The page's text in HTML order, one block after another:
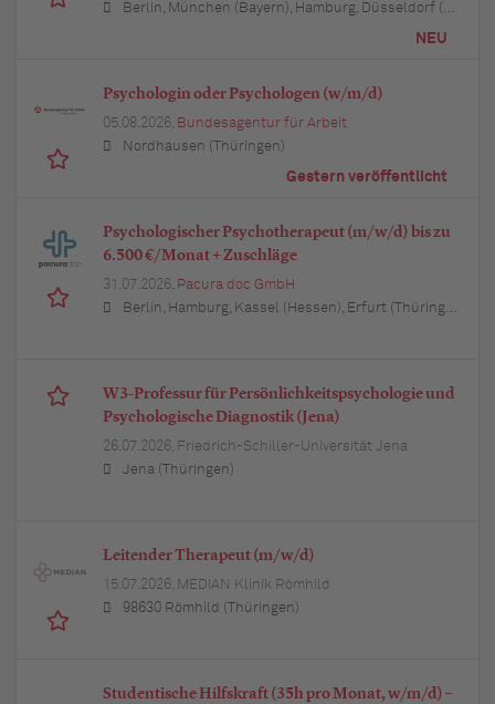
Berlin, München (Bayern), Hamburg, Düsseldorf (Nordrhein-Westfalen), Köln (Nordrhein-Westfalen), Essen (Nordrhein-Westfalen), Dortmund (Nordrhein-Westfalen), Stuttgart (Baden-Württemberg), Heilbronn (Baden-Württemberg), Hannover (Niedersachsen), Rostock (Mecklenburg-Vorpommern), Kiel (Schleswig-Holstein), Augsburg (Bayern), Nürnberg (Bayern), Frankfurt am Main (Hessen), Bremen, Schwerin (Mecklenburg-Vorpommern), Mainz (Rheinland-Pfalz), Saarbrücken (Saarland), Dresden (Sachsen), Magdeburg (Sachsen-Anhalt), Potsdam (Brandenburg), Erfurt (Thüringen), Würzburg (Bayern), Heilbronn (Baden-Württemberg), Leipzig (Sachsen)
NEU
Psychologin oder Psychologen (w/m/d)
05.08.2026, Bundesagentur für Arbeit
Nordhausen (Thüringen)
Gestern veröffentlicht
Psychologischer Psychotherapeut (m/w/d) bis zu
6.500 €/Monat + Zuschläge
31.07.2026, Pacura doc GmbH
Berlin, Hamburg, Kassel (Hessen), Erfurt (Thüringen), München (Bayern), Köln (Nordrhein-Westfalen), Frankfurt am Main (Hessen), Stuttgart (Baden-Württemberg), Düsseldorf (Nordrhein-Westfalen), Leipzig (Sachsen), Dortmund (Nordrhein-Westfalen), Essen (Nordrhein-Westfalen), Bremen, Dresden (Sachsen), Hannover (Niedersachsen), Nürnberg (Bayern), Wuppertal (Nordrhein-Westfalen), Bielefeld (Nordrhein-Westfalen), Bonn (Nordrhein-Westfalen), Mannheim (Baden-Württemberg), Karlsruhe (Baden-Württemberg), Münster (Nordrhein-Westfalen), Augsburg (Bayern), Aachen (Nordrhein-Westfalen), Kiel (Schleswig-Holstein), Magdeburg (Sachsen-Anhalt), Freiburg im Breisgau (Baden-Württemberg), Würzburg (Bayern), Regensburg (Bayern)
W3-Professur für Persönlichkeitspsychologie und
Psychologische Diagnostik (Jena)
26.07.2026, Friedrich-Schiller-Universität Jena
Jena (Thüringen)
Leitender Therapeut (m/w/d)
15.07.2026, MEDIAN Klinik Römhild
98630 Römhild (Thüringen)
Studentische Hilfskraft (35h pro Monat, w/m/d) –